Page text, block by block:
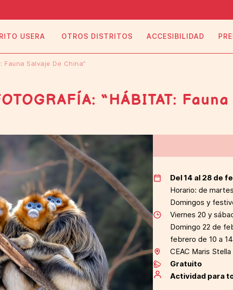
USERA OTROS DISTRITOS ACCESIBILIDAD
Salvaje De China”
“HÁBITAT:
Del 14 al 28 de
Horario: de
Domingos y
Viernes 20 y
Domingo 22 de
febrero de 10 a
CEAC Maris Stella
Gratuito
Actividad para